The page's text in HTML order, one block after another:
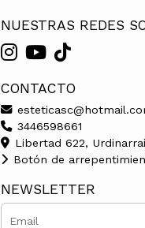
NUESTRAS REDES
CONTACTO
3446598661
Libertad 622,
Botón de
NEWSLETTER